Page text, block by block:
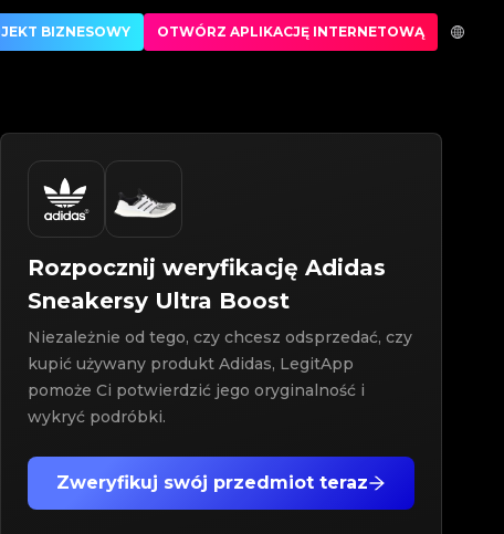
BIZNESOWY OTWÓRZ APLIKACJĘ INTERNETOWĄ
Zweryfikuj swój przedmiot teraz
Niezależnie od tego, czy chcesz odsprzedać, czy
kupić używany produkt Adidas, LegitApp
pomoże Ci potwierdzić jego oryginalność i
wykryć podróbki.
Rozpocznij weryfikację Adidas
Sneakersy Ultra Boost